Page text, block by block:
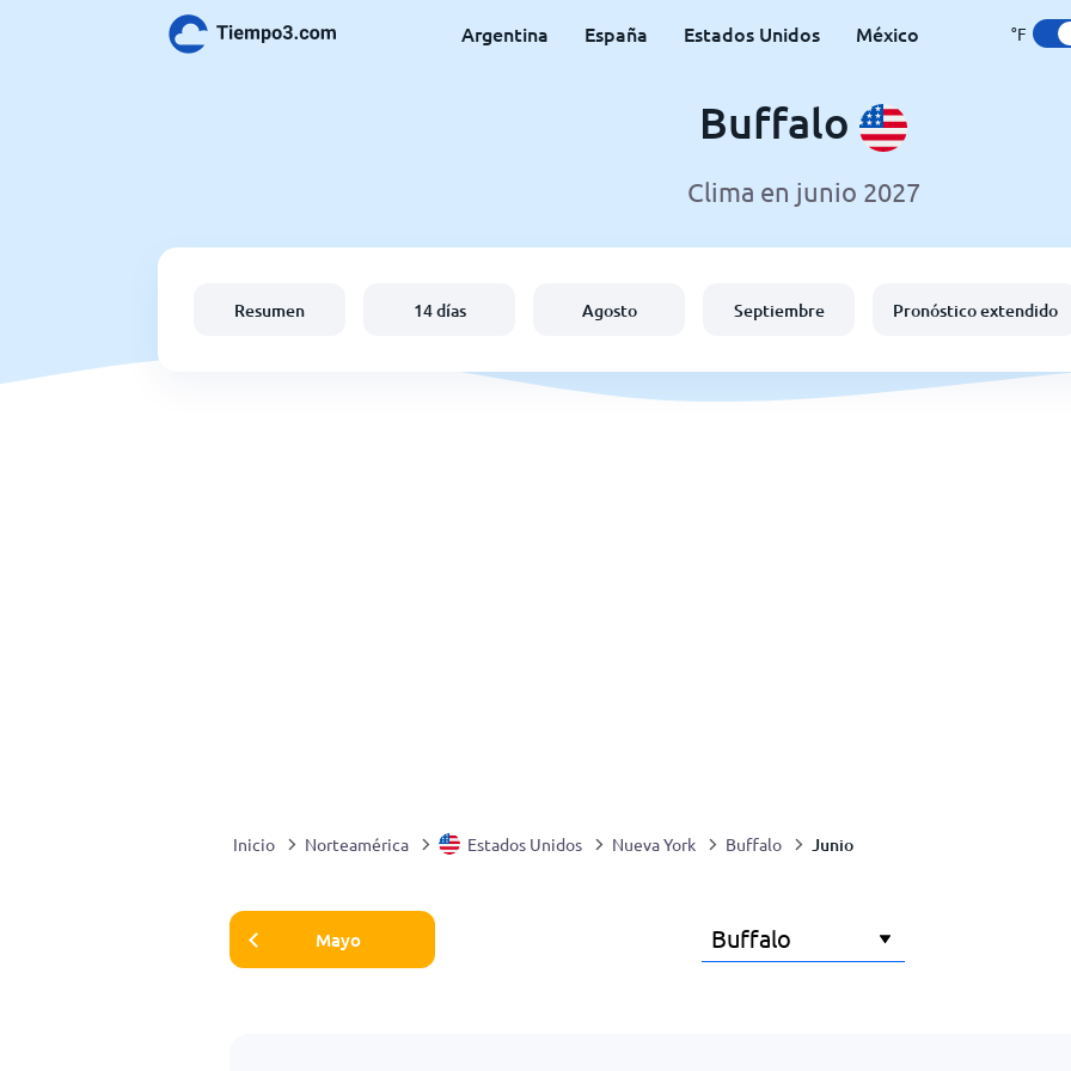
Argentina España Estados Unidos México °F
Buffalo
Clima en junio 2027
Resumen 14 días Agosto Septiembre Pronóstico extendido
Inicio Norteamérica Estados Unidos Nueva York Buffalo Junio
Mayo